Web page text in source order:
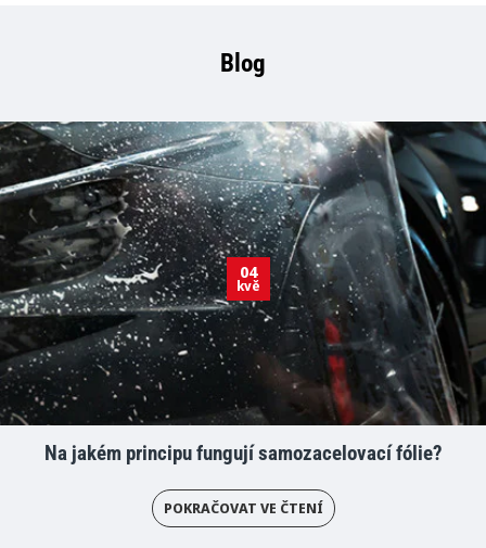
Blog
04
kvě
Na jakém principu fungují samozacelovací fólie?
POKRAČOVAT VE ČTENÍ